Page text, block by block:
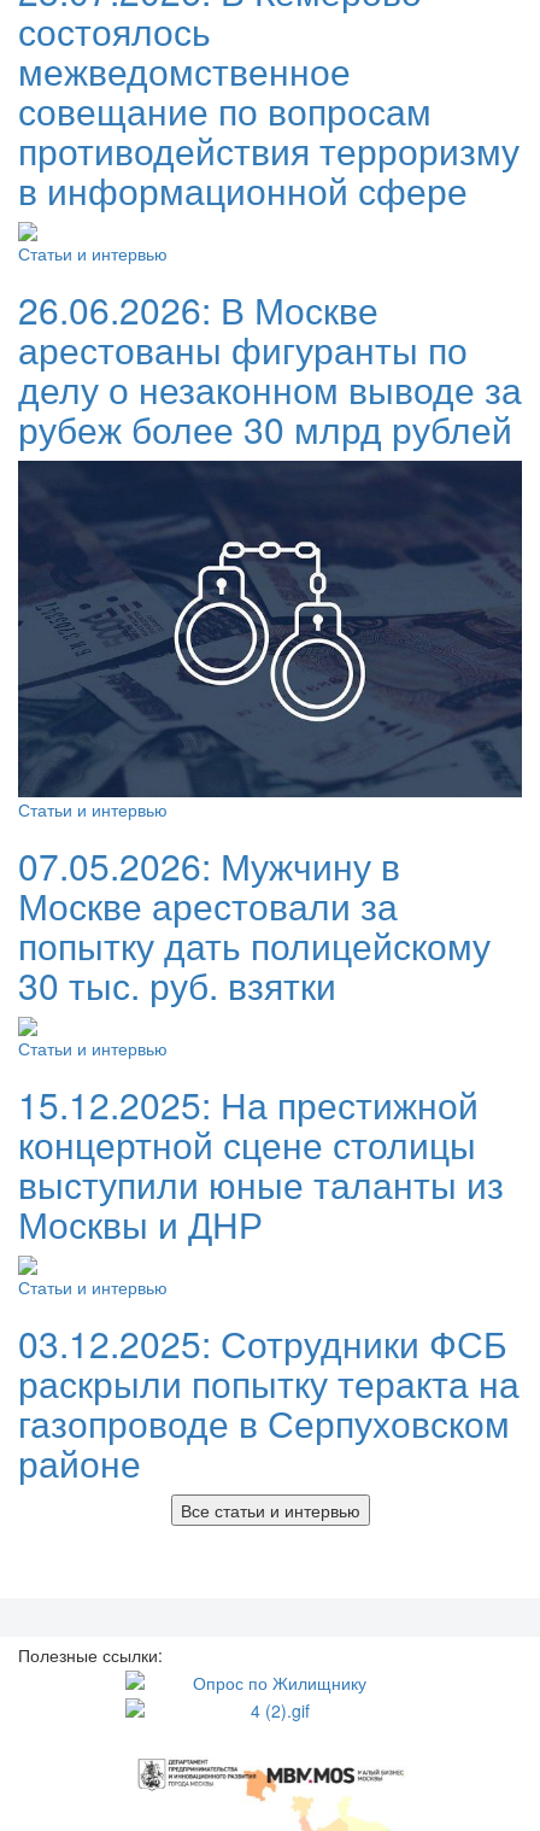
состоялось
межведомственное
совещание по вопросам
противодействия терроризму
в информационной сфере
Статьи и интервью
26.06.2026: В Москве
арестованы фигуранты по
делу о незаконном выводе за
рубеж более 30 млрд рублей
Статьи и интервью
07.05.2026: Мужчину в
Москве арестовали за
попытку дать полицейскому
30 тыс. руб. взятки
Статьи и интервью
15.12.2025: На престижной
концертной сцене столицы
выступили юные таланты из
Москвы и ДНР
Статьи и интервью
03.12.2025: Сотрудники ФСБ
раскрыли попытку теракта на
газопроводе в Серпуховском
районе
Все статьи и интервью
Полезные ссылки: